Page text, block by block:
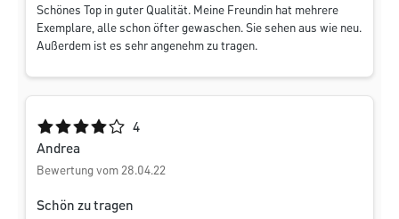
Schönes Top in guter Qualität. Meine Freundin hat mehrere
Exemplare, alle schon öfter gewaschen. Sie sehen aus wie neu.
Außerdem ist es sehr angenehm zu tragen.
Durchschnittliche Bewertung von 4 von 5 Sternen
4
Andrea
Bewertung vom 28.04.22
Schön zu tragen